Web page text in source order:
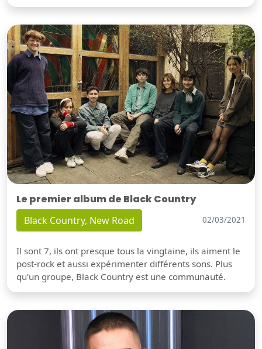
Le premier album de Black Country
Black Country, New Road 02/03/2021
Il sont 7, ils ont presque tous la vingtaine, ils aiment le
post-rock et aussi expérimenter différents sons. Plus
qu'un groupe, Black Country est une communauté.